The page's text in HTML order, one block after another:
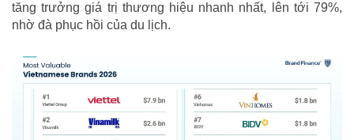
tăng trưởng giá trị thương hiệu nhanh nhất, lên tới 79%,
nhờ đà phục hồi của du lịch.